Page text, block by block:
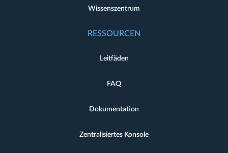
Wissenszentrum
RESSOURCEN
Leitfäden
FAQ
Dokumentation
Zentralisiertes Konsole